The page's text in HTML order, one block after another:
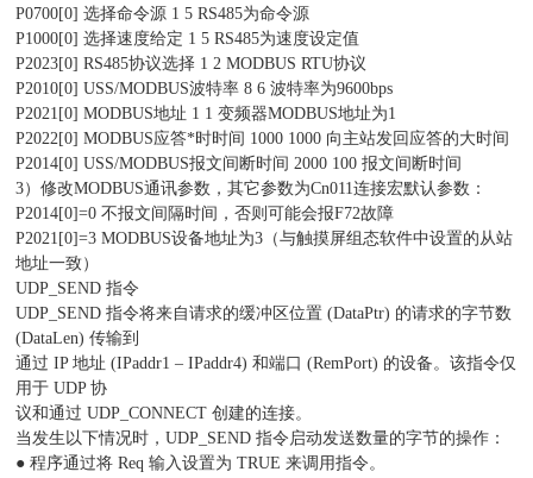
P0700[0] 选择命令源 1 5 RS485为命令源
P1000[0] 选择速度给定 1 5 RS485为速度设定值
P2023[0] RS485协议选择 1 2 MODBUS RTU协议
P2010[0] USS/MODBUS波特率 8 6 波特率为9600bps
P2021[0] MODBUS地址 1 1 变频器MODBUS地址为1
P2022[0] MODBUS应答*时时间 1000 1000 向主站发回应答的大时间
P2014[0] USS/MODBUS报文间断时间 2000 100 报文间断时间
3）修改MODBUS通讯参数，其它参数为Cn011连接宏默认参数：
P2014[0]=0 不报文间隔时间，否则可能会报F72故障
P2021[0]=3 MODBUS设备地址为3（与触摸屏组态软件中设置的从站
地址一致）
UDP_SEND 指令
UDP_SEND 指令将来自请求的缓冲区位置 (DataPtr) 的请求的字节数
(DataLen) 传输到
通过 IP 地址 (IPaddr1 – IPaddr4) 和端口 (RemPort) 的设备。该指令仅
用于 UDP 协
议和通过 UDP_CONNECT 创建的连接。
当发生以下情况时，UDP_SEND 指令启动发送数量的字节的操作：
● 程序通过将 Req 输入设置为 TRUE 来调用指令。